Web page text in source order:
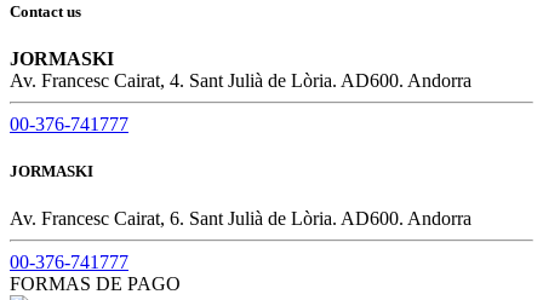
Contact us
JORMASKI
Av. Francesc Cairat, 4. Sant Julià de Lòria. AD600. Andorra
00-376-741777
JORMASKI
Av. Francesc Cairat, 6. Sant Julià de Lòria. AD600. Andorra
00-376-741777
FORMAS DE PAGO